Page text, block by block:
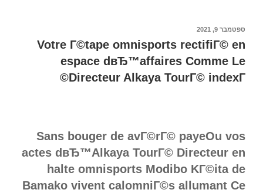
פורסם
ספטמבר 9, 2021
Votre Г©tape omnisports rectifiГ© en
espace dвЂ™affaires Comme Le
Directeur Alkaya TourГ© indexГ©
Sans bouger de avГ©rГ© payeOu vos
actes dвЂ™Alkaya TourГ© Directeur en
halte omnisports Modibo KГ©ita de
Bamako vivent calomniГ©s allumant Ce